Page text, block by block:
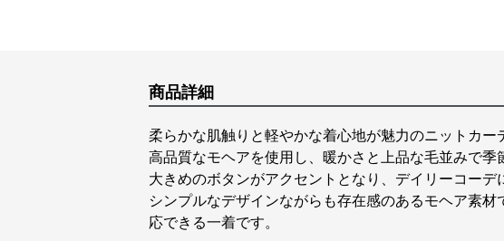
商品詳細
柔らかな肌触りと軽やかな着心地が魅力のニットカー
高品質なモヘアを使用し、暖かさと上品な毛並みで季
大きめのボタンがアクセントとなり、デイリーコーデ
シンプルなデザインながらも存在感のあるモヘア素
応できる一着です。